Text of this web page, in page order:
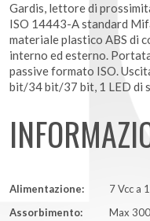
Gardis, lettore di
ISO 14443-A standard
materiale plastico ABS di
interno ed esterno.
passive formato ISO.
bit/34 bit/37 bit, 1 LED di
Alimentazione:
7 Vcc a
Assorbimento:
Max